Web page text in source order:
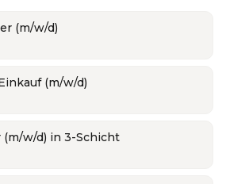
(m/w/d)
(m/w/d)
w/d) in 3-Schicht